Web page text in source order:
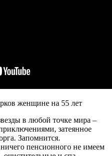
женщине на 55 лет
в любой точке мира –
затеянное
Запомнится.
пенсионного не имеем